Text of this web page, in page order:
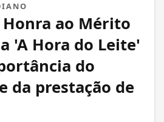
ao Mérito
'A Hora do Leite'
do
da prestação de